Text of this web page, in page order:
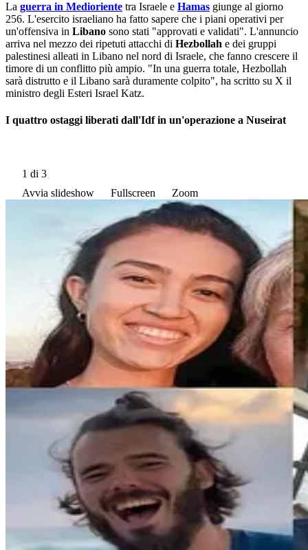
La guerra in Medioriente tra Israele e Hamas giunge al giorno
256. L'esercito israeliano ha fatto sapere che i piani operativi per
un'offensiva in Libano sono stati "approvati e validati". L'annuncio
arriva nel mezzo dei ripetuti attacchi di Hezbollah e dei gruppi
palestinesi alleati in Libano nel nord di Israele, che fanno crescere il
timore di un conflitto più ampio. "In una guerra totale, Hezbollah
sarà distrutto e il Libano sarà duramente colpito", ha scritto su X il
ministro degli Esteri Israel Katz.
I quattro ostaggi liberati dall'Idf in un'operazione a Nuseirat
1 di 3
Avvia slideshow
Fullscreen Zoom